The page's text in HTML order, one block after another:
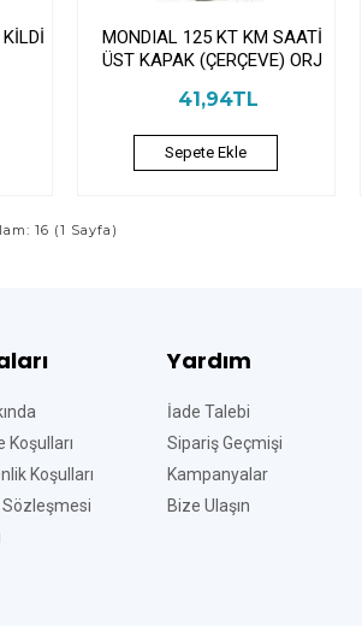
MONDIAL 125 KT KM SAATİ
ÜST KAPAK (ÇERÇEVE) ORJ
41,94TL
Sepete Ekle
16 (1 Sayfa)
Koşulları
Koşulları
Sözleşmesi
Yardım
İade Talebi
Sipariş Geçmişi
Kampanyalar
Bize Ulaşın